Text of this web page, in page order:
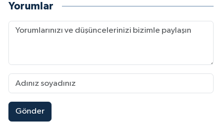
Yorumlar
Gönder